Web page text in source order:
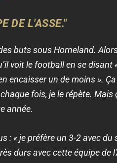
DE L'ASSE."
buts sous Horneland.
voit le football en se disant
encaisser un de moins ».
fois, je le répète. Mais
année.
: « je préfère un 3-2 avec du
durs avec cette équipe de